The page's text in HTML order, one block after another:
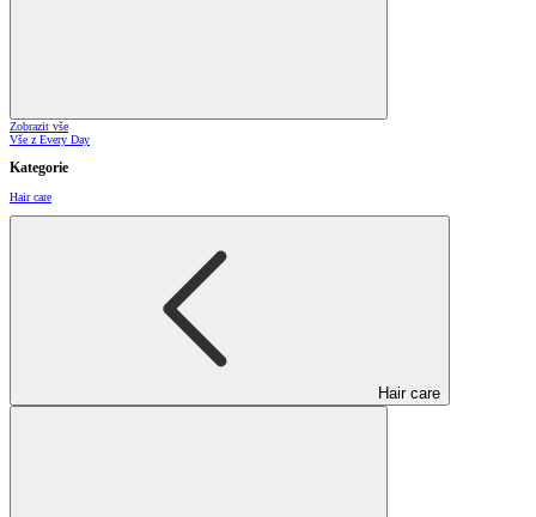
Zobrazit vše
Vše z Every Day
Kategorie
Hair care
Hair care